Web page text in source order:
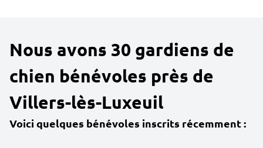
Nous avons 30 gardiens de
chien bénévoles près de
Villers-lès-Luxeuil
Voici quelques bénévoles inscrits récemment :